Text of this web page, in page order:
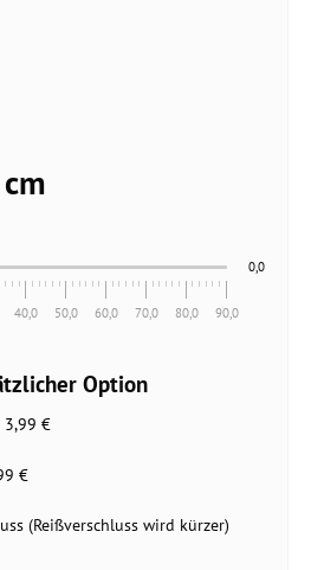
40,0 50,0 60,0 70,0 80,0 90,0
0,0
Option
3,99 €
€
(Reißverschluss wird kürzer)